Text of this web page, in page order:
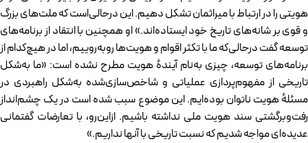
هویتی را در ارتباط با میراثمان تشکل دهیم. این در‌حالی‌است که ملت‌های بزرگ
و قوی بر شانه‌های تاریخ خود ایستاده‌اند.» او همچنین با انتقاد از برنامه‌های
توسعه گفت درحالی‌که ما با تکثر اقوام و هویت‌ها رو‌به‌روییم، اما در هیچ‌کدام از
برنامه‌های توسعه، چیزی به‌نام آیندهٔ هویت مطرح نشده است:‌ «ما به‌شکل
تاریخی از مفهوم‌پردازی عملیاتی و شاخص‌سازی‌شده به‌شکل راهبردی در
مسئلهٔ هویت ناتوان بوده‌ایم. این موضوع سبب شده است در یک چشم‌انداز
رفت‌وبرگشتی سند هویت ملی نداشته باشیم. ازاین‌رو، با تعارضات گفتمانی
عدیده‌ای مواجه شدیم که نسبت تاریخی با آنها نداریم.»